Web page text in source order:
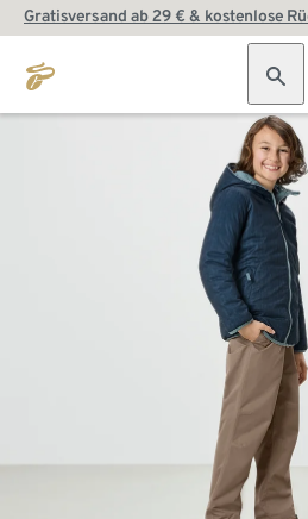
Gratisversand ab 29 € & kostenlose